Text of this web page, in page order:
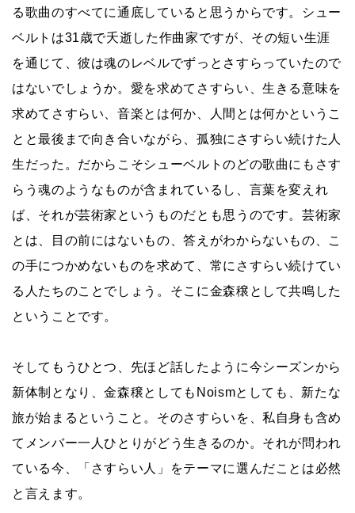
る歌曲のすべてに通底していると思うからです。シュー
ベルトは31歳で夭逝した作曲家ですが、その短い生涯
を通じて、彼は魂のレベルでずっとさすらっていたので
はないでしょうか。愛を求めてさすらい、生きる意味を
求めてさすらい、音楽とは何か、人間とは何かというこ
とと最後まで向き合いながら、孤独にさすらい続けた人
生だった。だからこそシューベルトのどの歌曲にもさす
らう魂のようなものが含まれているし、言葉を変えれ
ば、それが芸術家というものだとも思うのです。芸術家
とは、目の前にはないもの、答えがわからないもの、こ
の手につかめないものを求めて、常にさすらい続けてい
る人たちのことでしょう。そこに金森穣として共鳴した
ということです。
そしてもうひとつ、先ほど話したように今シーズンから
新体制となり、金森穣としてもNoismとしても、新たな
旅が始まるということ。そのさすらいを、私自身も含め
てメンバー一人ひとりがどう生きるのか。それが問われ
ている今、「さすらい人」をテーマに選んだことは必然
と言えます。